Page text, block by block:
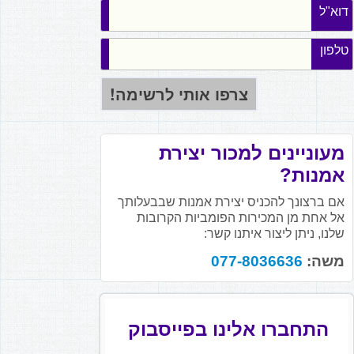
דוא"ל
טלפון
מעוניינים למכור יצירת
אמנות?
אם ברצונך להכניס יצירת אמנות שבבעלותך
אל אחת מן המכירות הפומביות הקרובות
שלנו, ניתן ליצור איתנו קשר:
משה: 077-8036636
התחברו אלינו בפייסבוק